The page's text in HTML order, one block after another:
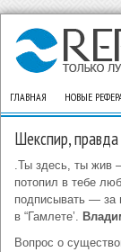
ГЛАВНАЯ НОВЫЕ
Шекспир,
.Ты здесь, ты жив
потопил в тебе
подписывать — за
в “Гамлете’.
Вопрос о